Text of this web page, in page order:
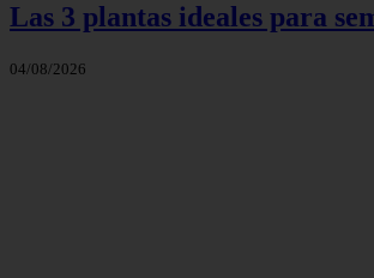
Las 3 plantas ideales para
04/08/2026